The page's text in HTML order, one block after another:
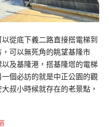
從底下義二路直接搭電梯到
可以無死角的眺望基隆市
及基隆港，搭基隆塔的電梯
個必訪的就是中正公園的觀
叔小時候就存在的老景點，